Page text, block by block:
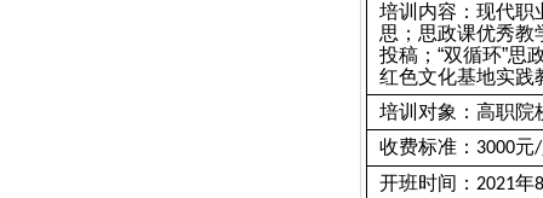
培训内容 ： 现代职
思；思政课优秀教
投稿；“双循环”思
红色文化基地实践
培训对象：高职院
收费标准： 3000元/
开班时间： 2021年8